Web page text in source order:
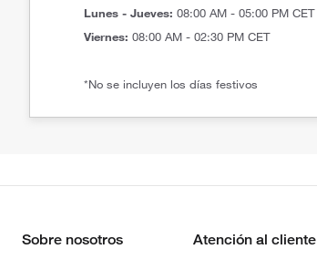
Lunes - Jueves: 08:00 AM - 05:00 PM CET
Viernes: 08:00 AM - 02:30 PM CET
*No se incluyen los días festivos
Sobre nosotros Atención al cliente